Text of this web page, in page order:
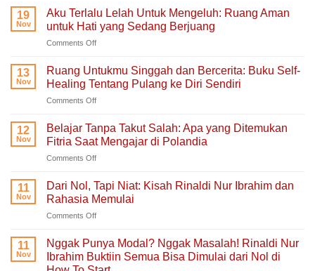
19
Nov
Aku Terlalu Lelah Untuk Mengeluh: Ruang Aman
untuk Hati yang Sedang Berjuang
Comments Offon
Terlalu
Untuk
Mengeluh:
Aman
untuk
Berjuang
13
Nov
Ruang Untukmu Singgah dan Bercerita: Buku Self-
Healing Tentang Pulang ke Diri Sendiri
Comments Offon
Untukmu
Singgah
dan
Bercerita:
Self-
Healing
Diri
Sendiri
12
Nov
Belajar Tanpa Takut Salah: Apa yang Ditemukan
Fitria Saat Mengajar di Polandia
Comments Offon
Tanpa
Takut
Salah:
Apa
Ditemukan
Fitria
Saat
11
Nov
Dari Nol, Tapi Niat: Kisah Rinaldi Nur Ibrahim dan
Rahasia Memulai
Comments Offon
Tapi
Niat:
11
Nov
Nggak Punya Modal? Nggak Masalah! Rinaldi Nur
Ibrahim Buktiin Semua Bisa Dimulai dari Nol di